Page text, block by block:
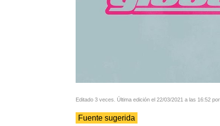
Editado 3 veces. Última edición el 22/03/2021 a las 16:52
Fuente sugerida